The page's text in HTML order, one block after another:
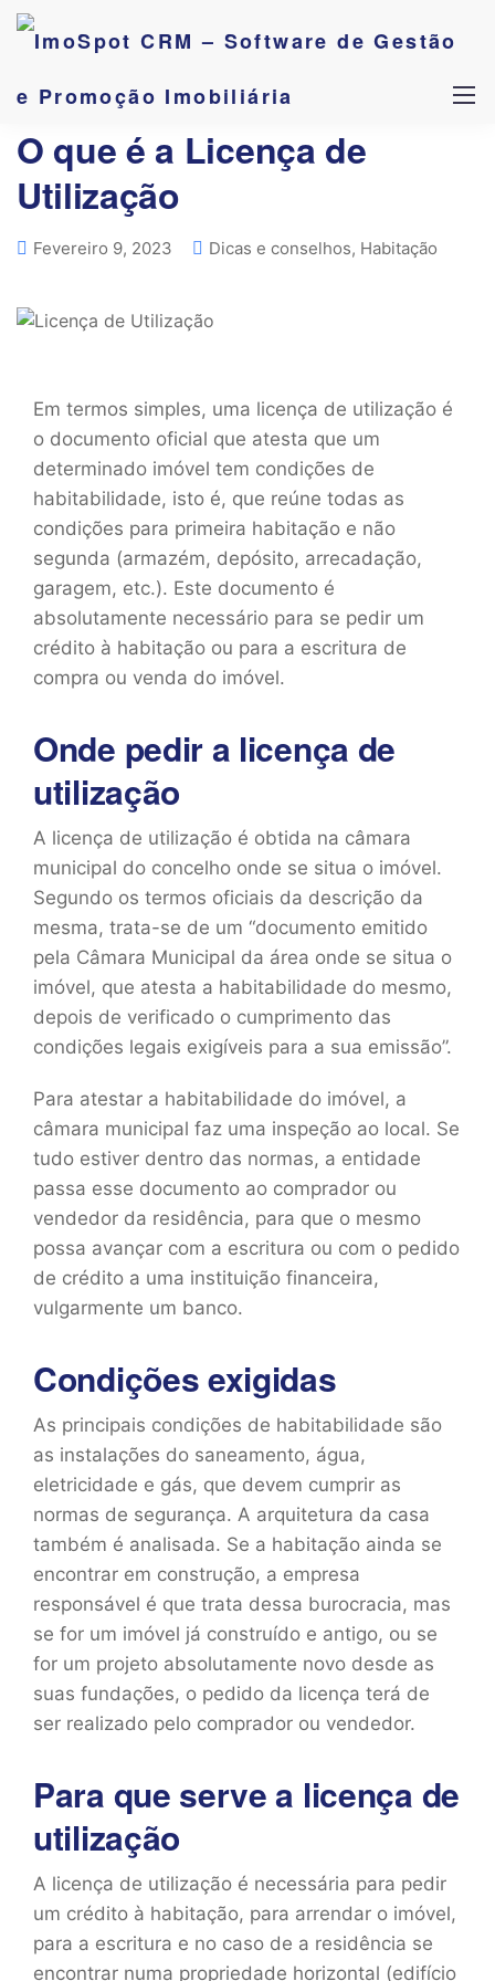
O que é a Licença de
Utilização
Fevereiro 9, 2023 Dicas e conselhos, Habitação
Em termos simples, uma licença de utilização é
o documento oficial que atesta que um
determinado imóvel tem condições de
habitabilidade, isto é, que reúne todas as
condições para primeira habitação e não
segunda (armazém, depósito, arrecadação,
garagem, etc.). Este documento é
absolutamente necessário para se pedir um
crédito à habitação ou para a escritura de
compra ou venda do imóvel.
Onde pedir a licença de
utilização
A licença de utilização é obtida na câmara
municipal do concelho onde se situa o imóvel.
Segundo os termos oficiais da descrição da
mesma, trata-se de um “documento emitido
pela Câmara Municipal da área onde se situa o
imóvel, que atesta a habitabilidade do mesmo,
depois de verificado o cumprimento das
condições legais exigíveis para a sua emissão”.
Para atestar a habitabilidade do imóvel, a
câmara municipal faz uma inspeção ao local. Se
tudo estiver dentro das normas, a entidade
passa esse documento ao comprador ou
vendedor da residência, para que o mesmo
possa avançar com a escritura ou com o pedido
de crédito a uma instituição financeira,
vulgarmente um banco.
Condições exigidas
As principais condições de habitabilidade são
as instalações do saneamento, água,
eletricidade e gás, que devem cumprir as
normas de segurança. A arquitetura da casa
também é analisada. Se a habitação ainda se
encontrar em construção, a empresa
responsável é que trata dessa burocracia, mas
se for um imóvel já construído e antigo, ou se
for um projeto absolutamente novo desde as
suas fundações, o pedido da licença terá de
ser realizado pelo comprador ou vendedor.
Para que serve a licença de
utilização
A licença de utilização é necessária para pedir
um crédito à habitação, para arrendar o imóvel,
para a escritura e no caso de a residência se
encontrar numa propriedade horizontal (edifício